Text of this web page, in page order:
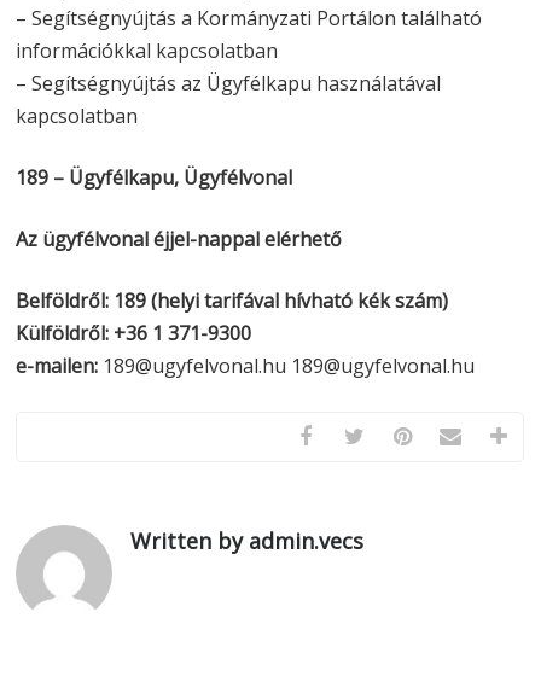
– Segítségnyújtás a Kormányzati Portálon található
információkkal kapcsolatban
– Segítségnyújtás az Ügyfélkapu használatával
kapcsolatban
189 – Ügyfélkapu, Ügyfélvonal
Az ügyfélvonal éjjel-nappal elérhető
Belföldről: 189 (helyi tarifával hívható kék szám)
Külföldről: +36 1 371-9300
e-mailen: 189@ugyfelvonal.hu 189@ugyfelvonal.hu
Written by admin.vecs